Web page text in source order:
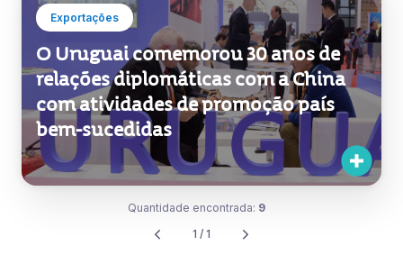
Exportações
O Uruguai comemorou 30 anos de
relações diplomáticas com a China
com atividades de promoção país
bem-sucedidas
Quantidade encontrada: 9
1 / 1